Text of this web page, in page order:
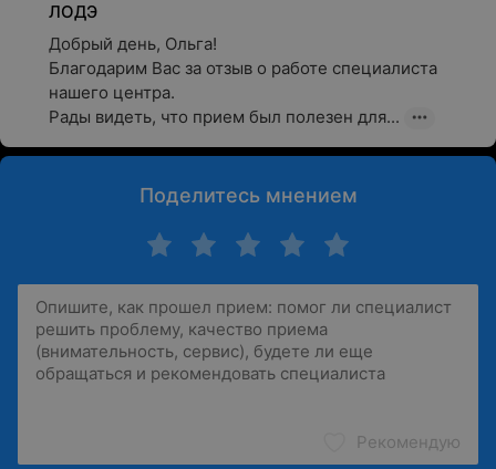
ЛОДЭ
Добрый день, Ольга!
Благодарим Вас за отзыв о работе специалиста
нашего центра.
Рады видеть, что прием был полезен для...
Поделитесь мнением
Рекомендую